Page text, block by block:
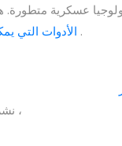
الأدوات التي .
يقرأ ،